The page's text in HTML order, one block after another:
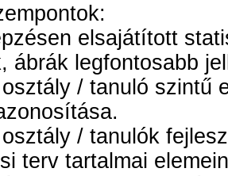
elsajátított
ábrák legfontosabb
/ tanuló szintű
/ tanulók
terv tartalmai